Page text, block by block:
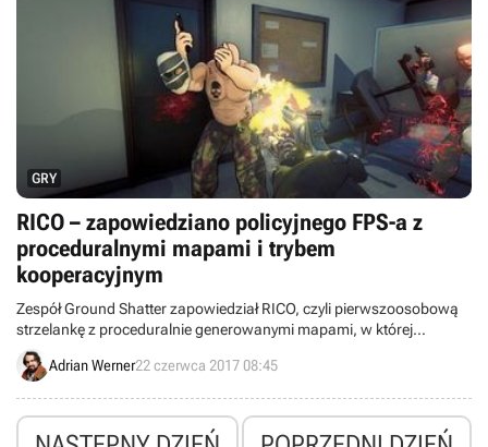
GRY
RICO – zapowiedziano policyjnego FPS-a z
proceduralnymi mapami i trybem
kooperacyjnym
Zespół Ground Shatter zapowiedział RICO, czyli pierwszoosobową
strzelankę z proceduralnie generowanymi mapami, w której
pokierujemy policjantem próbującym zniszczyć zorganizowaną
grupę przestępczą.
Adrian Werner22 czerwca 2017 08:45